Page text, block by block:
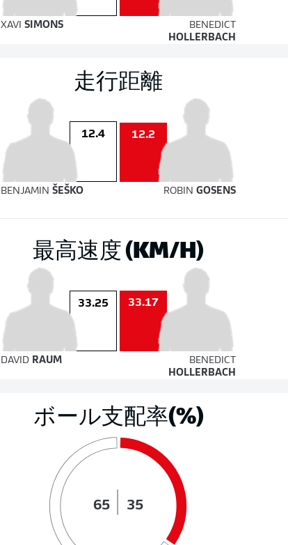
XAVISIMONS
BENEDICT
HOLLERBACH
走行距離
12.4 12.2
BENJAMINŠEŠKO ROBIN GOSENS
最高速度 (KM/H)
33.25 33.17
DAVID RAUM
BENEDICT
HOLLERBACH
ボール支配率(%)
65 35